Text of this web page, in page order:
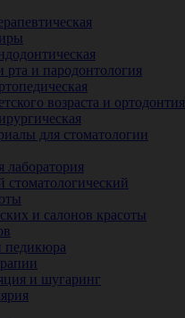
рта и пародонтология
возраста и ортодонтия
для стоматологии
лаборатория
стоматологический
и салонов красоты
педикюра
и шугаринг